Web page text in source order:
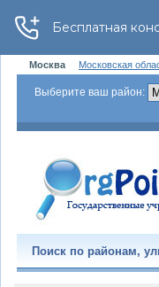
Москва Московская
Выберите ваш район:
Поиск по районам,